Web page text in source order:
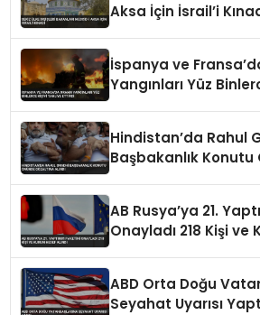
Aksa İçin İsrail’i
İspanya ve
Yangınları Yüz
Hindistan’da Rahul
Başbakanlık Konutu
AB Rusya’ya 21.
Onayladı 218 Kişi ve
ABD Orta Doğu
Seyahat Uyarısı